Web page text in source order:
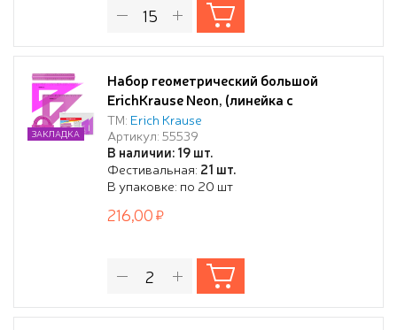
Набор геометрический большой
ErichKrause Neon, (линейка с
держателем, 2 угольника,
транспортир), розовый, в zip-пакете
ТМ: Erich Krause
Артикул: 55539
В наличии: 19 шт.
Фестивальная: 21 шт.
В упаковке: по 20 шт
ЗАКЛАДКА
216,00